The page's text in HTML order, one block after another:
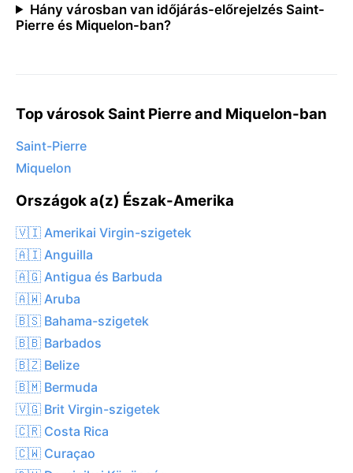
Hány városban van időjárás-előrejelzés Saint-
Pierre és Miquelon-ban?
Top városok Saint Pierre and Miquelon-ban
Saint-Pierre
Miquelon
Országok a(z) Észak-Amerika
🇻🇮 Amerikai Virgin-szigetek
🇦🇮 Anguilla
🇦🇬 Antigua és Barbuda
🇦🇼 Aruba
🇧🇸 Bahama-szigetek
🇧🇧 Barbados
🇧🇿 Belize
🇧🇲 Bermuda
🇻🇬 Brit Virgin-szigetek
🇨🇷 Costa Rica
🇨🇼 Curaçao